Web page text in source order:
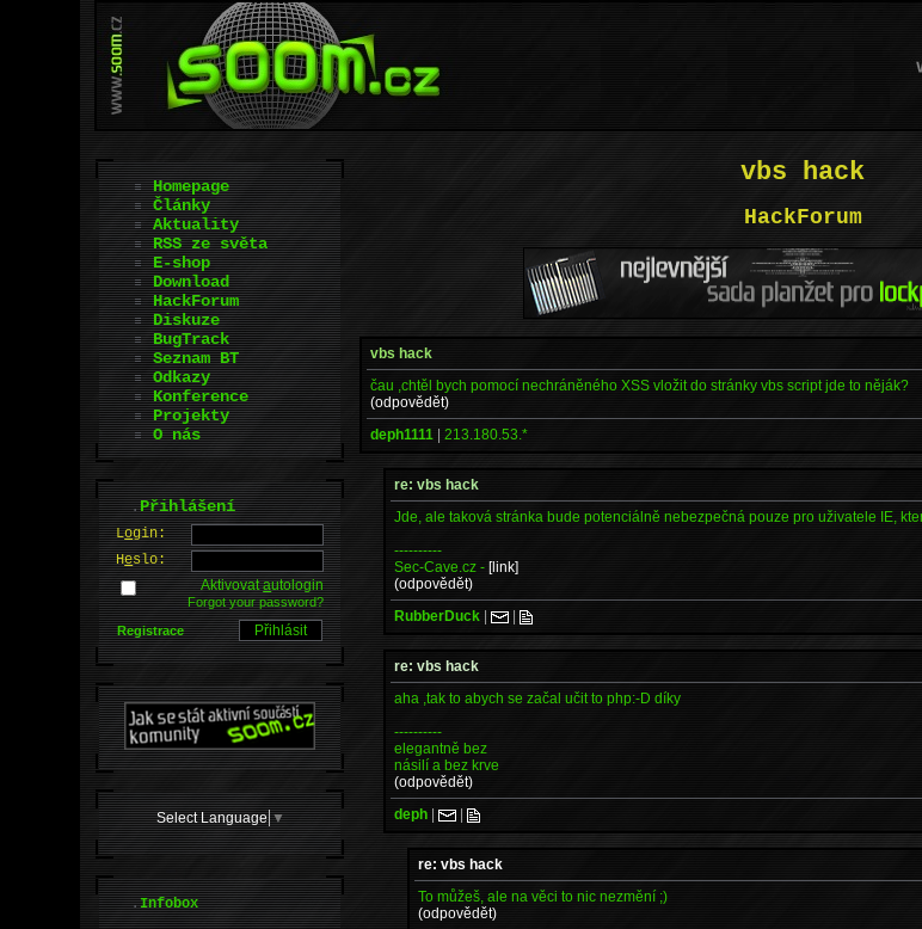
vbs hack
HackForum
vbs hack
čau ,chtěl bych pomocí nechráněného XSS vložit do stránky vbs script jde to něják?
(odpovědět)
deph1111 |213.180.53.*
re: vbs hack
Jde, ale taková stránka bude potenciálně nebezpečná pouze pro uživatele IE,
----------
Sec-Cave.cz -[link]
(odpovědět)
RubberDuck | |
re: vbs hack
aha ,tak to abych se začal učit to php:-D díky
----------
elegantně bez
násilí a bez krve
(odpovědět)
deph | |
re: vbs hack
To můžeš, ale na věci to nic nezmění ;)
(odpovědět)
Homepage
Články
Aktuality
RSS ze světa
E-shop
Download
HackForum
Diskuze
BugTrack
Seznam BT
Odkazy
Konference
Projekty
O nás
.Přihlášení
Login:
Heslo:
Aktivovatautologin
Forgot your password?
Registrace
Select Language ▼
.Infobox